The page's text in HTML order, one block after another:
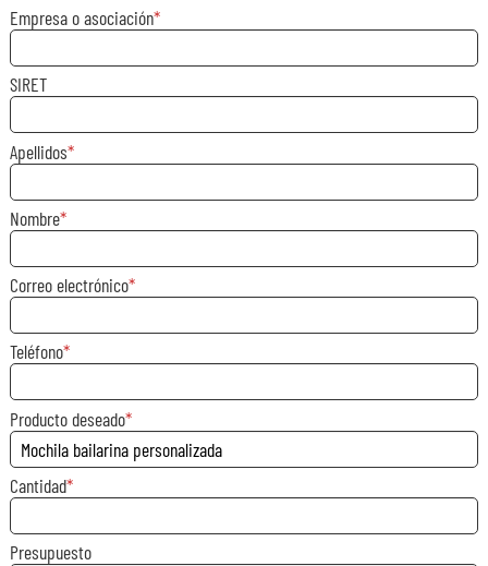
Empresa o asociación
SIRET
Apellidos
Nombre
Correo electrónico
Teléfono
Producto deseado
Cantidad
Presupuesto